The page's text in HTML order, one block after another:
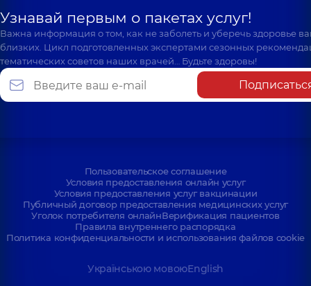
Узнавай первым о пакетах услуг!
Важна информация о том, как не заболеть и уберечь здоровье
близких. Цикл подготовленных экспертами сезонных
тематических советов наших врачей… Будьте здоровы!
Пользовательское соглашение
Условия предоставления онлайн услуг
Условия предоставления услуг вакцинации
Публичный договор предоставления медицинских услуг
Уголок потребителя онлайнВерификация пациентов
Правила внутреннего распорядка
Политика конфиденциальности и использования файлов cookie
Українською мовоюEnglish